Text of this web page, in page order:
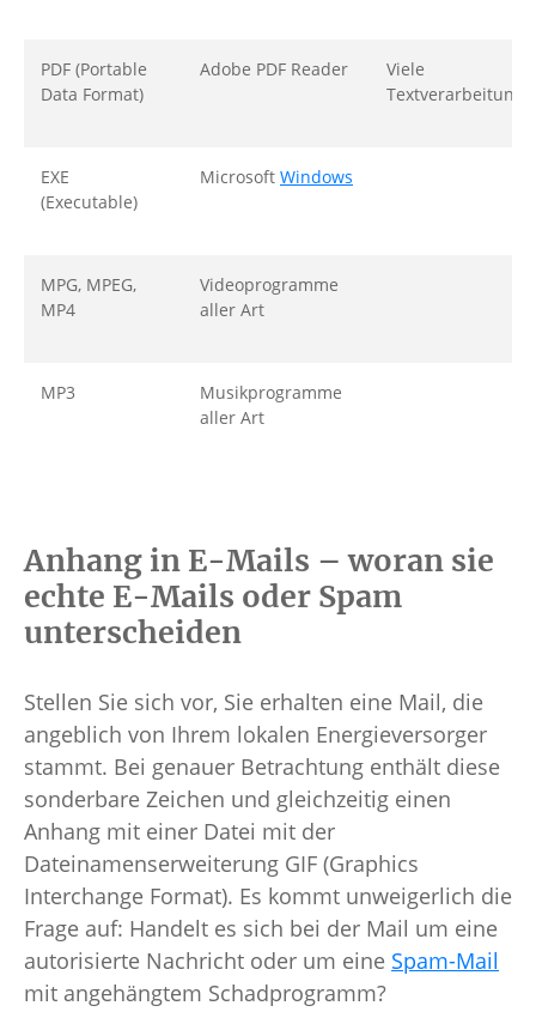
PDF (Portable
Data Format)
Adobe PDF Reader
Viele
EXE
(Executable)
Microsoft Windows
MPG, MPEG,
MP4
Videoprogramme
aller Art
MP3
Musikprogramme
aller Art
Anhang in E-Mails – woran sie
echte E-Mails oder Spam
unterscheiden
Stellen Sie sich vor, Sie erhalten eine Mail, die
angeblich von Ihrem lokalen Energieversorger
stammt. Bei genauer Betrachtung enthält diese
sonderbare Zeichen und gleichzeitig einen
Anhang mit einer Datei mit der
Dateinamenserweiterung GIF (Graphics
Interchange Format). Es kommt unweigerlich die
Frage auf: Handelt es sich bei der Mail um eine
autorisierte Nachricht oder um eine Spam-Mail
mit angehängtem Schadprogramm?